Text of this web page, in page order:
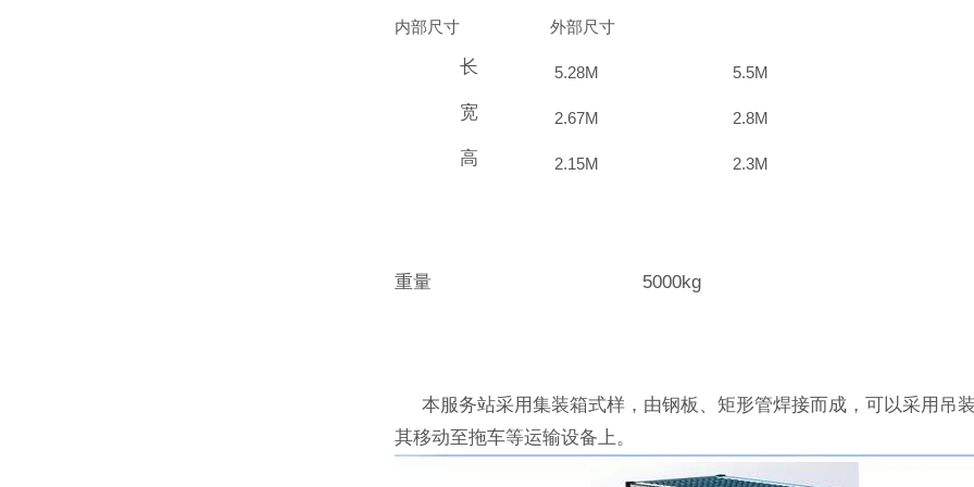
内部尺寸 外部尺寸
长 5.28M 5.5M
宽 2.67M 2.8M
高 2.15M 2.3M
重量 5000kg
本服务站采用集装箱式样，由钢板、矩形管焊接而成，可以采用吊
其移动至拖车等运输设备上。